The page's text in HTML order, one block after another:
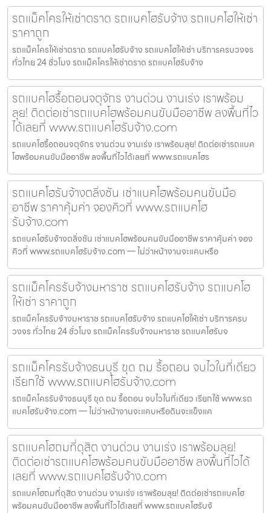
รถแม็คโครให้เช่าตราด รถแบคโฮรับจ้าง รถแบคโฮให้เช่า
ราคาถูก
รถแม็คโครให้เช่าตราด รถแบคโฮรับจ้าง รถแบคโฮให้เช่า บริการครบวงจร
ทั่วไทย 24 ชั่วโมง รถแม็คโครให้เช่าตราด รถแบคโฮรับจ้าง
รถแบคโฮรื้อถอนจตุจักร งานด่วน งานเร่ง เราพร้อม
ลุย! ติดต่อเช่ารถแบคโฮพร้อมคนขับมืออาชีพ ลงพื้นที่ไว
ได้เลยที่ www.รถแบคโฮรับจ้าง.com
รถแบคโฮรื้อถอนจตุจักร งานด่วน งานเร่ง เราพร้อมลุย! ติดต่อเช่ารถแบค
โฮพร้อมคนขับมืออาชีพ ลงพื้นที่ไวได้เลยที่ www.รถแบคโฮร
รถแบคโฮรับจ้างตลิ่งชัน เช่าแบคโฮพร้อมคนขับมือ
อาชีพ ราคาคุ้มค่า จองคิวที่ www.รถแบคโฮ
รับจ้าง.com
รถแบคโฮรับจ้างตลิ่งชัน เช่าแบคโฮพร้อมคนขับมืออาชีพ ราคาคุ้มค่า จอง
คิวที่ www.รถแบคโฮรับจ้าง.com — ไม่ว่าหน้างานจะแคบหรือ
รถแม็คโครรับจ้างมหาราช รถแบคโฮรับจ้าง รถแบคโฮ
ให้เช่า ราคาถูก
รถแม็คโครรับจ้างมหาราช รถแบคโฮรับจ้าง รถแบคโฮให้เช่า บริการครบ
วงจร ทั่วไทย 24 ชั่วโมง รถแม็คโครรับจ้างมหาราช รถแบคโฮรับจ
รถแม็คโครรับจ้างธนบุรี ขุด ถม รื้อถอน จบไวในที่เดียว
เรียกใช้ www.รถแบคโฮรับจ้าง.com
รถแม็คโครรับจ้างธนบุรี ขุด ถม รื้อถอน จบไวในที่เดียว เรียกใช้ www.รถ
แบคโฮรับจ้าง.com — ไม่ว่าหน้างานจะแคบหรือดินจะแข็งแค
รถแบคโฮถมที่ดุสิต งานด่วน งานเร่ง เราพร้อมลุย!
ติดต่อเช่ารถแบคโฮพร้อมคนขับมืออาชีพ ลงพื้นที่ไวได้
เลยที่ www.รถแบคโฮรับจ้าง.com
รถแบคโฮถมที่ดุสิต งานด่วน งานเร่ง เราพร้อมลุย! ติดต่อเช่ารถแบคโฮ
พร้อมคนขับมืออาชีพ ลงพื้นที่ไวได้เลยที่ www.รถแบคโฮรับจ้